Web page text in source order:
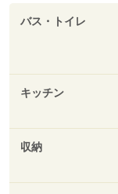
バス・トイレ
キッチン
収納